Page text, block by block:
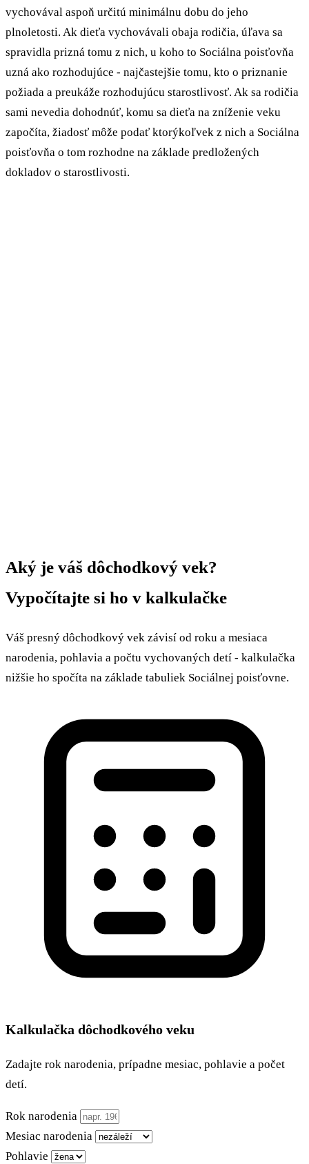
vychovával aspoň určitú minimálnu dobu do jeho
plnoletosti. Ak dieťa vychovávali obaja rodičia, úľava sa
spravidla prizná tomu z nich, u koho to Sociálna poisťovňa
uzná ako rozhodujúce - najčastejšie tomu, kto o priznanie
požiada a preukáže rozhodujúcu starostlivosť. Ak sa rodičia
sami nevedia dohodnúť, komu sa dieťa na zníženie veku
započíta, žiadosť môže podať ktorýkoľvek z nich a Sociálna
poisťovňa o tom rozhodne na základe predložených
dokladov o starostlivosti.
Aký je váš dôchodkový vek?
Vypočítajte si ho v kalkulačke
Váš presný dôchodkový vek závisí od roku a mesiaca
narodenia, pohlavia a počtu vychovaných detí - kalkulačka
nižšie ho spočíta na základe tabuliek Sociálnej poisťovne.
Kalkulačka dôchodkového veku
Zadajte rok narodenia, prípadne mesiac, pohlavie a počet
detí.
Rok narodenia
Mesiac narodenia
Pohlavie